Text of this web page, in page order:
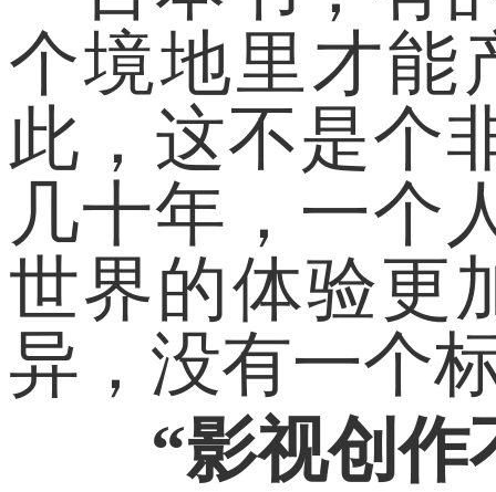
个境地里才能
此，这不是个
几十年，一个
世界的体验更
异，没有一个
“影视创作